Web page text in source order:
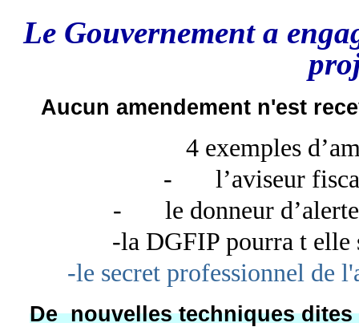
Le Gouvernement a
Aucun amendement n'est
4 exemples
-
l’aviseur
-
le donneur
-la DGFIP pourra t elle
-le secret professionnel de
De nouvelles techniques